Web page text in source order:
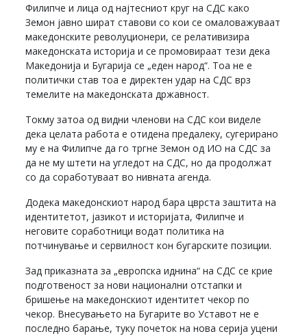
Филипче и лица од најтесниот круг на СДС како
Земон јавно шират ставови со кои се омаловажуваат
македонските револуционери, се релативизира
македонската историја и се промовираат тези дека
Македонија и Бугарија се „еден народ“. Тоа не е
политички став тоа е директен удар на СДС врз
темелите на македонската државност.
Токму затоа од видни членови на СДС кои виделе
дека целата работа е отидена предалеку, сугерирано
му е на Филипче да го тргне Земон од ИО на СДС за
да не му штети на угледот на СДС, но да продолжат
со да соработуваат во нивната агенда.
Додека македонскиот народ бара цврста заштита на
идентитетот, јазикот и историјата, Филипче и
неговите соработници водат политика на
потчинување и сервилност кон бугарските позиции.
Зад приказната за „европска иднина“ на СДС се крие
подготвеност за нови национални отстапки и
бришење на македонскиот идентитет чекор по
чекор. Внесувањето на Бугарите во Уставот не е
последно барање, туку почеток на нова серија уцени